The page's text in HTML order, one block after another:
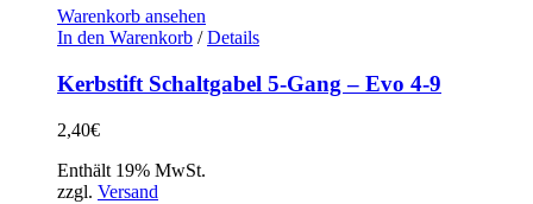
Warenkorb ansehen
In den Warenkorb / Details
Kerbstift Schaltgabel 5-Gang – Evo 4-9
2,40€
Enthält 19% MwSt.
zzgl. Versand